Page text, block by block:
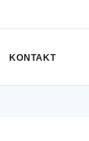
KONTAKT